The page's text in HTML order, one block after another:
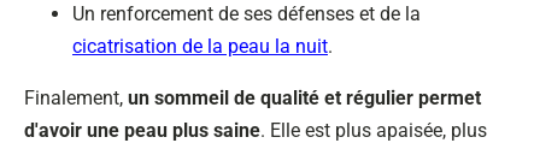
Un renforcement de ses défenses et de la
cicatrisation de la peau la nuit.
Finalement, un sommeil de qualité et régulier permet
d'avoir une peau plus saine. Elle est plus apaisée, plus